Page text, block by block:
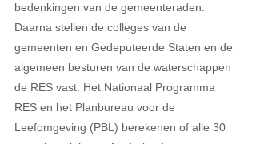
bedenkingen van de gemeenteraden.
Daarna stellen de colleges van de
gemeenten en Gedeputeerde Staten en de
algemeen besturen van de waterschappen
de RES vast. Het Nationaal Programma
RES en het Planbureau voor de
Leefomgeving (PBL) berekenen of alle 30